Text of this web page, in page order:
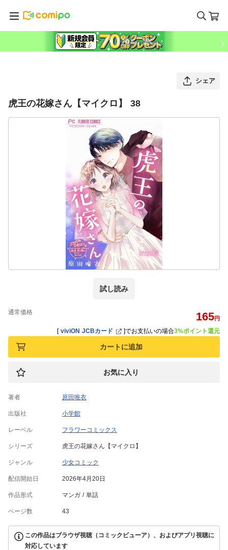
シェア
虎王の花嫁さん【マイクロ】 38
試し読み
通常価格 165円
[ viviON JCBカード ]でお支払いの場合3%ポイント還元
カートに追加
お気に入り
著者 原田唯衣
出版社 小学館
レーベル フラワーコミックス
シリーズ 虎王の花嫁さん【マイクロ】
ジャンル 少女コミック
配信開始日 2026年4月20日
作品形式 マンガ 単話
ページ数 43
この作品はブラウザ視聴（コミックビューア）、およびアプリ視聴に
対応しています